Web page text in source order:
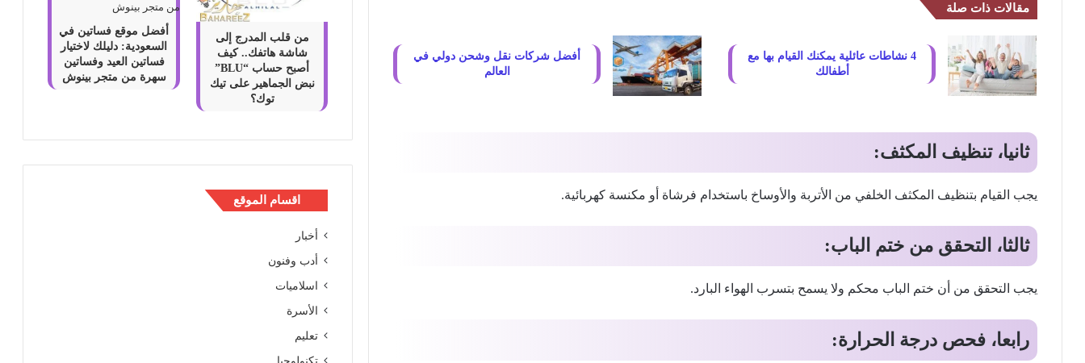
مقالات ذات صلة
4 نشاطات عائلية يمكنك القيام بها مع
أطفالك
أفضل شركات نقل وشحن دولي في
العالم
ثانيا، تنظيف المكثف:
يجب القيام بتنظيف المكثف الخلفي من الأتربة والأوساخ باستخدام فرشاة أو مكنسة كهربائية.
ثالثا، التحقق من ختم الباب:
يجب التحقق من أن ختم الباب محكم ولا يسمح بتسرب الهواء البارد.
رابعا، فحص درجة الحرارة:
من قلب المدرج إلى
شاشة هاتفك.. كيف
أصبح حساب “BLU”
نبض الجماهير على تيك
توك؟
أفضل موقع فساتين في
السعودية: دليلك لاختيار
فساتين العيد وفساتين
سهرة من متجر بينوش
اقسام الموقع
أخبار
أدب وفنون
اسلاميات
الأسرة
تعليم